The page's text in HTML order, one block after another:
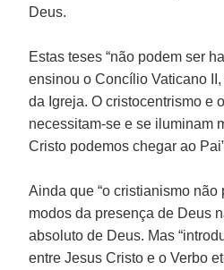
Deus.
Estas teses “não podem ser
ensinou o Concílio Vaticano
da Igreja. O cristocentrismo e
necessitam-se e se iluminam
Cristo podemos chegar ao
Ainda que “o cristianismo não
modos da presença de Deus
absoluto de Deus. Mas
entre Jesus Cristo e o Verbo